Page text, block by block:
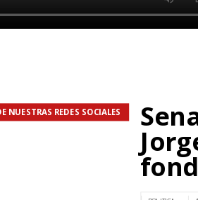
NUESTRAS REDES SOCIALES